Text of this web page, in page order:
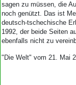
sagen zu müssen, die
noch genützt. Das ist
deutsch-tschechische
1992, der beide Seiten
ebenfalls nicht zu
"Die Welt" vom 21. Mai